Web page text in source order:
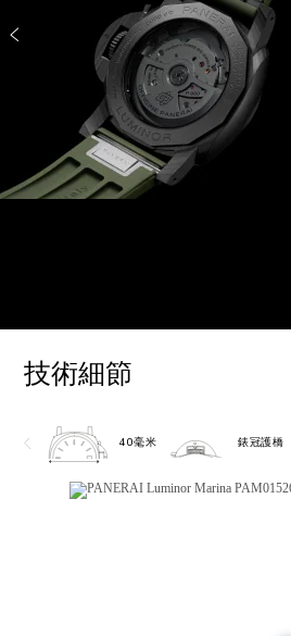
技術細節
40毫米 錶冠護橋